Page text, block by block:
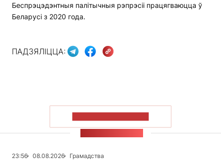
Беспрэцэдэнтныя палітычныя рэпрэсіі працягваюцца ў
Беларусі з 2020 года.
ПАДЗЯЛІЦЦА:
23:56 08.08.2026 Грамадства